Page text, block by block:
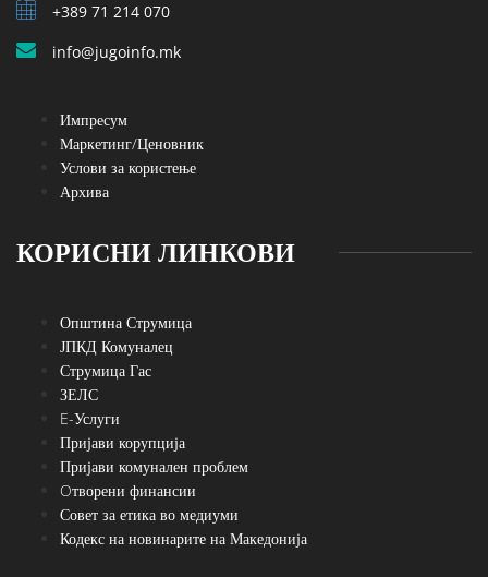
+389 71 214 070
info@jugoinfo.mk
Импресум
Маркетинг/Ценовник
Услови за користење
Архива
КОРИСНИ ЛИНКОВИ
Општина Струмица
ЈПКД Комуналец
Струмица Гас
ЗЕЛС
E-Услуги
Пријави корупција
Пријави комунален проблем
Oтворени финансии
Совет за етика во медиуми
Кодекс на новинарите на Македонија